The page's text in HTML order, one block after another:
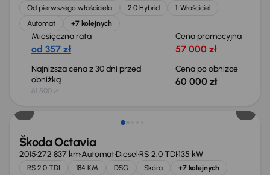
Od pierwszego właściciela 2.0 Hybrid
1. Właściciel
Automat
+7 kolejnych
Miesięczna rata
od 357 zł
Cena promocyjna
57 000 zł
Najniższa cena z 30 dni przed
obniżką
61 500 zł
Cena po obniżce
60 000 zł
Škoda Octavia
2015272 837 kmAutomatDiesel RS 2.0 TDI135 kW
RS 2.0 TDI 184 KM DSG Skóra +7 kolejnych